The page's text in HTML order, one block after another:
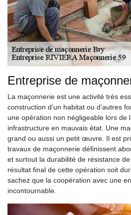
Entreprise de
La maçonnerie est une activité très
construction d’un habitat ou d’autres
une opération non négligeable lors de
infrastructure en mauvais état. Une
grand ou aussi un petit œuvre. Il est
travaux de maçonnerie définissent
et surtout la durabilité de résistance
résultat final de cette opération soit
sachez que la coopération avec une
incontournable.